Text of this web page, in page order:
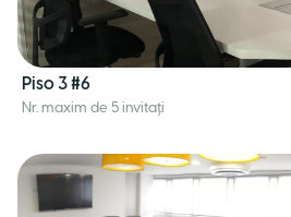
Piso 3 #6
Nr. maxim de 5 invitați